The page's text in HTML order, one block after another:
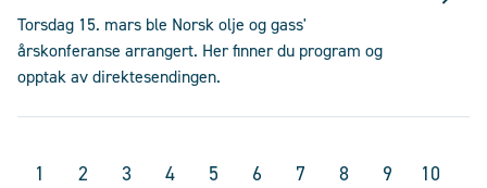
Torsdag 15. mars ble Norsk olje og gass'
årskonferanse arrangert. Her finner du program og
opptak av direktesendingen.
1 2 3 4 5 6 7 8 9
10